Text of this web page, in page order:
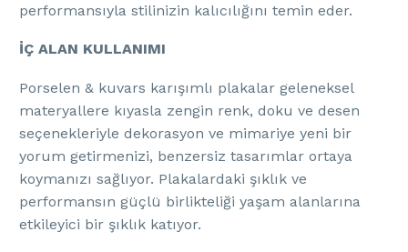
performansıyla stilinizin kalıcılığını temin eder.
İÇ ALAN KULLANIMI
Porselen & kuvars karışımlı plakalar geleneksel
materyallere kıyasla zengin renk, doku ve desen
seçenekleriyle dekorasyon ve mimariye yeni bir
yorum getirmenizi, benzersiz tasarımlar ortaya
koymanızı sağlıyor. Plakalardaki şıklık ve
performansın güçlü birlikteliği yaşam alanlarına
etkileyici bir şıklık katıyor.